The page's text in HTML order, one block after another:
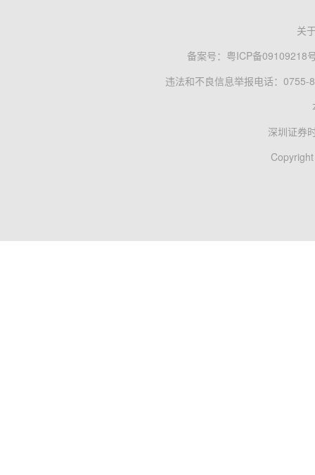
关
备案号： 粤ICP备09109218
违法和不良信息举报电话：0755-
深圳证券